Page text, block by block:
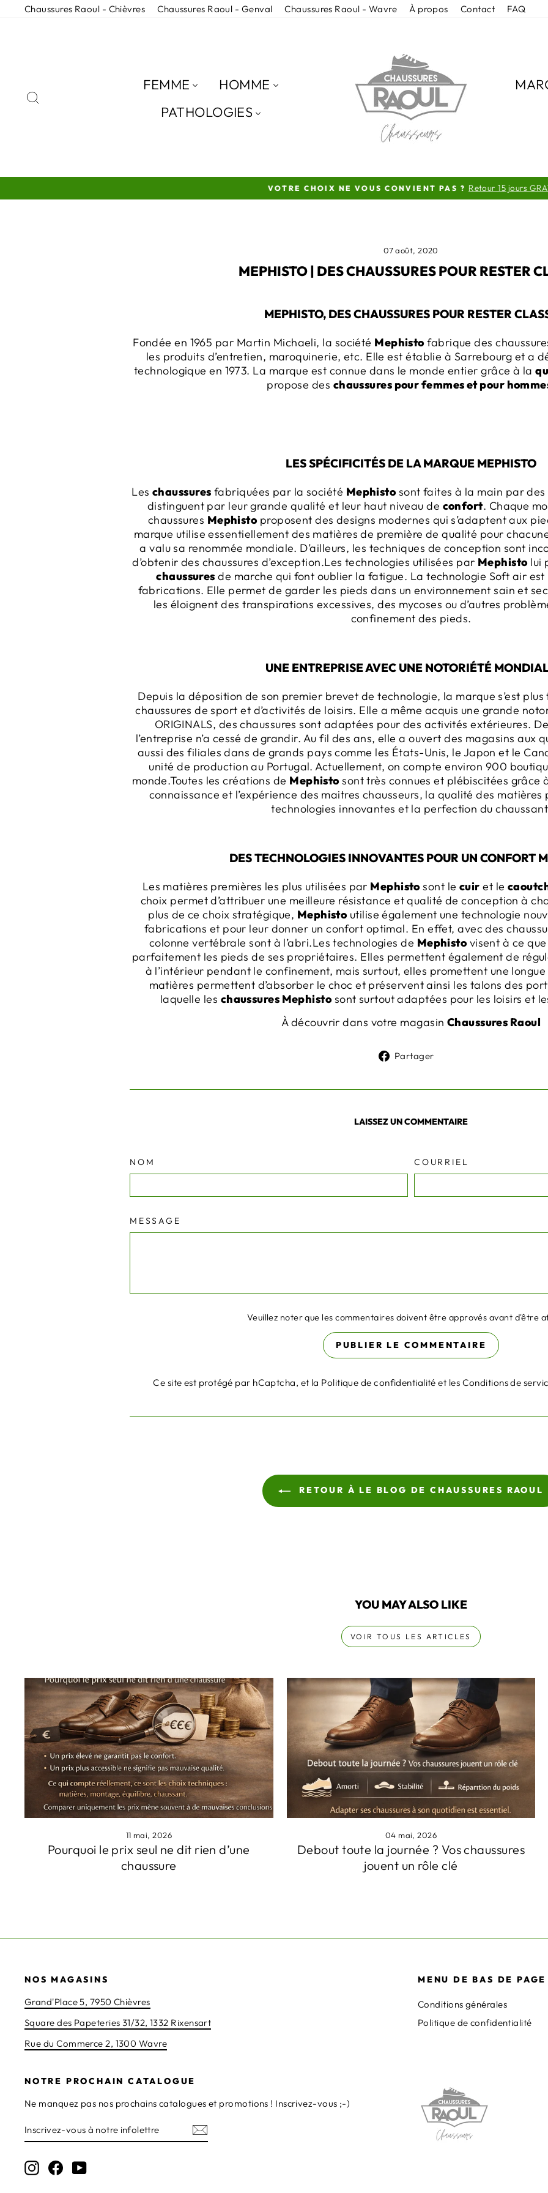
PasserChaussures Raoul - Chièvres Chaussures Raoul - Genval Chaussures Raoul - Wavre À propos Contact FAQ
FEMME
HOMME
PATHOLOGIES
Diaporama
VOTRE CHOIX NE VOUS CONVIENT PAS ? Retour 15 jours
07 août, 2020
MEPHISTO | DES CHAUSSURES POUR RESTER
MEPHISTO, DES CHAUSSURES POUR RESTER
Fondée en 1965 par Martin Michaeli, la société Mephistofabrique des
les produits d’entretien, maroquinerie, etc. Elle est établie à Sarrebourg et a
technologique en 1973. La marque est connue dans le monde entier grâce à la
propose des chaussures pour femmes et pour
LES SPÉCIFICITÉS DE LA MARQUE MEPHISTO
Les chaussures fabriquées par la société Mephisto sont faites à la main par des
distinguent par leur grande qualité et leur haut niveau de confort. Chaque
chaussures Mephistoproposent des designs modernes qui s’adaptent aux
marque utilise essentiellement des matières de première de qualité pour
a valu sa renommée mondiale. D’ailleurs, les techniques de conception sont
d’obtenir des chaussures d’exception.Les technologies utilisées par Mephistolui
chaussures de marche qui font oublier la fatigue. La technologie Soft air est
fabrications. Elle permet de garder les pieds dans un environnement sain et
les éloignent des transpirations excessives, des mycoses ou d’autres
confinement des pieds.
UNE ENTREPRISE AVEC UNE NOTORIÉTÉ
Depuis la déposition de son premier brevet de technologie, la marque s’est
chaussures de sport et d’activités de loisirs. Elle a même acquis une grande
ORIGINALS, des chaussures sont adaptées pour des activités extérieures.
l’entreprise n’a cessé de grandir. Au fil des ans, elle a ouvert des magasins aux
aussi des filiales dans de grands pays comme les États-Unis, le Japon et le
unité de production au Portugal. Actuellement, on compte environ 900
monde.Toutes les créations de Mephistosont très connues et plébiscitées grâce
connaissance et l’expérience des maitres chausseurs, la qualité des matières
technologies innovantes et la perfection du
DES TECHNOLOGIES INNOVANTES POUR UN CONFORT
Les matières premières les plus utilisées par Mephistosont le cuir et le
choix permet d’attribuer une meilleure résistance et qualité de conception à
plus de ce choix stratégique, Mephistoutilise également une technologie
fabrications et pour leur donner un confort optimal. En effet, avec des
colonne vertébrale sont à l’abri.Les technologies de Mephistovisent à ce que
parfaitement les pieds de ses propriétaires. Elles permettent également de
à l’intérieur pendant le confinement, mais surtout, elles promettent une
matières permettent d’absorber le choc et préservent ainsi les talons des
laquelle les chaussures Mephistosont surtout adaptées pour les loisirs et
À découvrir dans votre magasin Chaussures Raoul
Partager
LAISSEZ UN COMMENTAIRE
NOM COURRIEL
MESSAGE
Veuillez noter que les commentaires doivent être approvés avant d'être
PUBLIER LE COMMENTAIRE
Ce site est protégé par hCaptcha, et la Politique de confidentialité et les Conditions de
RETOUR À LE BLOG DE CHAUSSURES RAOUL
YOU MAY ALSO LIKE
VOIR TOUS LES ARTICLES
11 mai, 2026
Pourquoi le prix seul ne dit rien d’une
chaussure
04 mai, 2026
Debout toute la journée ? Vos chaussures
jouent un rôle clé
NOS MAGASINS
Grand'Place 5, 7950 Chièvres
Square des Papeteries 31/32, 1332 Rixensart
Rue du Commerce 2, 1300 Wavre
MENU DE BAS DE PAGE
Conditions générales
Politique de confidentialité
NOTRE PROCHAIN CATALOGUE
Ne manquez pas nos prochains catalogues et promotions ! Inscrivez-vous ;-)
VOUS
À
INFOLETTRE
Instagram
FacebookYouTube